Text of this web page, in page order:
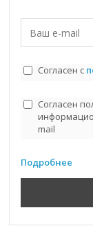
Согласен с
Согласен
mail
Подробнее